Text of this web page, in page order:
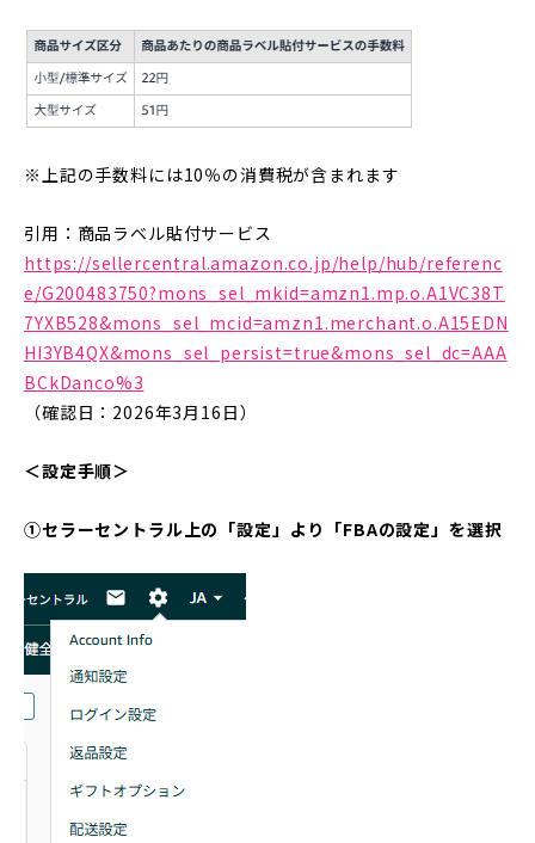
※上記の手数料には10％の消費税が含まれます
引用：商品ラベル貼付サービス
https://sellercentral.amazon.co.jp/help/hub/referenc
e/G200483750?mons_sel_mkid=amzn1.mp.o.A1VC38T
7YXB528&mons_sel_mcid=amzn1.merchant.o.A15EDN
HI3YB4QX&mons_sel_persist=true&mons_sel_dc=AAA
BCkDanco%3
（確認日：2026年3月16日）
＜設定手順＞
①セラーセントラル上の「設定」より「FBAの設定」を選択